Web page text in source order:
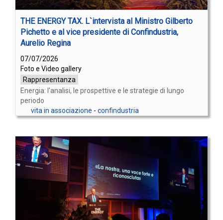
THE ENERGY TAX. L`intervista al Ministro Gilberto
Pichetto e al vice presidente di Confindustria,
Aurelio Regina
07/07/2026
Foto e Video gallery
Rappresentanza
Energia: l'analisi, le prospettive e le strategie di lungo
periodo
vita in associazione - confindustria